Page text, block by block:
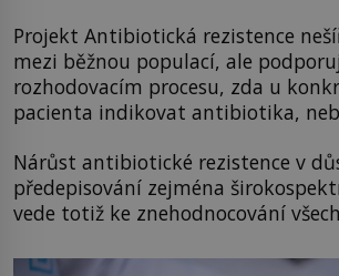
Projekt Antibiotická rezistence
mezi běžnou populací, ale
rozhodovacím procesu, zda u
pacienta indikovat antibiotika,
Nárůst antibiotické rezistence v
předepisování zejména
vede totiž ke znehodnocování